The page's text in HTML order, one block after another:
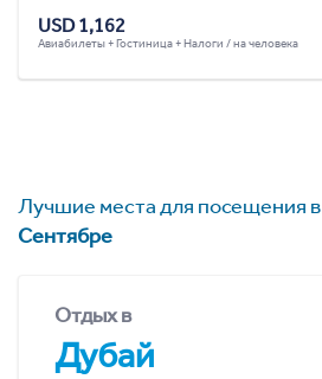
USD 1,162
Авиабилеты + Гостиница + Налоги / на человека
Лучшие места для посещения в
Сентябре
Отдых в
Дубай